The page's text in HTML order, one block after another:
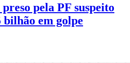
preso pela PF suspeito
bilhão em golpe